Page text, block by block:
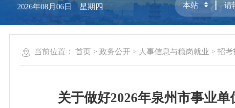
2026年08月06日 星期四
当前位置： 首页 >政务公开 > 人事信息与稳岗就业 >招考
关于做好2026年泉州市事业